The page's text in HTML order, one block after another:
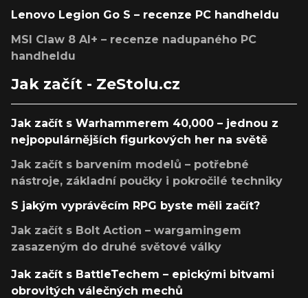
Lenovo Legion Go S – recenze PC handheldu
MSI Claw 8 AI+ – recenze nadupaného PC
handheldu
Jak začít - ZeStolu.cz
Jak začít s Warhammerem 40,000 – jednou z
nejpopulárnějších figurkových her na světě
Jak začít s barvením modelů – potřebné
nástroje, základní poučky i pokročilé techniky
S jakým vyprávěcím RPG byste měli začít?
Jak začít s Bolt Action – wargamingem
zasazeným do druhé světové války
Jak začít s BattleTechem – epickými bitvami
obrovitých válečných mechů